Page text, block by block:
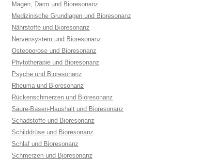
Magen, Darm und Bioresonanz
Medizinische Grundlagen und Bioresonanz
Nährstoffe und Bioresonanz
Nervensystem und Bioresonanz
Osteoporose und Bioresonanz
Phytotherapie und Bioresonanz
Psyche und Bioresonanz
Rheuma und Bioresonanz
Rückenschmerzen und Bioresonanz
Säure-Basen-Haushalt und Bioresonanz
Schadstoffe und Bioresonanz
Schilddrüse und Bioresonanz
Schlaf und Bioresonanz
Schmerzen und Bioresonanz